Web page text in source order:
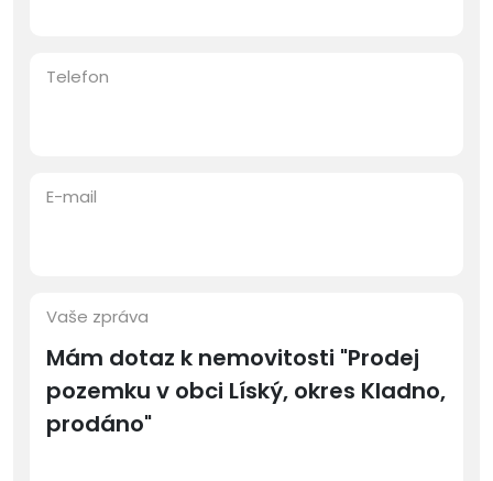
Telefon
E-mail
Vaše zpráva